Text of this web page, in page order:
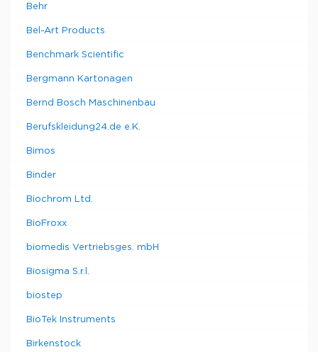
Behr
Bel-Art Products
Benchmark Scientific
Bergmann Kartonagen
Bernd Bosch Maschinenbau
Berufskleidung24.de e.K.
Bimos
Binder
Biochrom Ltd.
BioFroxx
biomedis Vertriebsges. mbH
Biosigma S.r.l.
biostep
BioTek Instruments
Birkenstock